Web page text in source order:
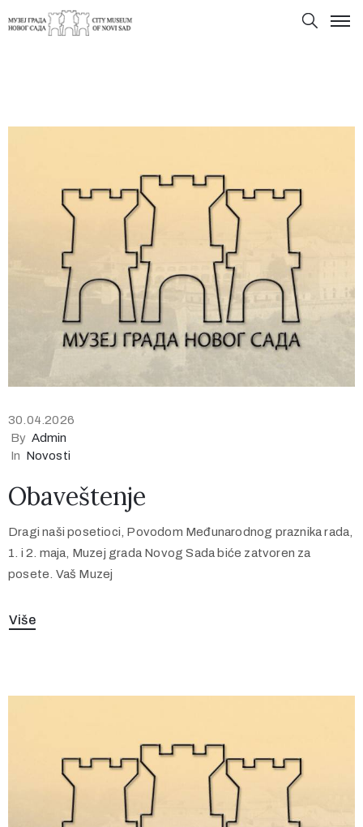
30.04.2026
By Admin
In Novosti
Obaveštenje
Dragi naši posetioci, Povodom Međunarodnog praznika rada,
1. i 2. maja, Muzej grada Novog Sada biće zatvoren za
posete. Vaš Muzej
Više